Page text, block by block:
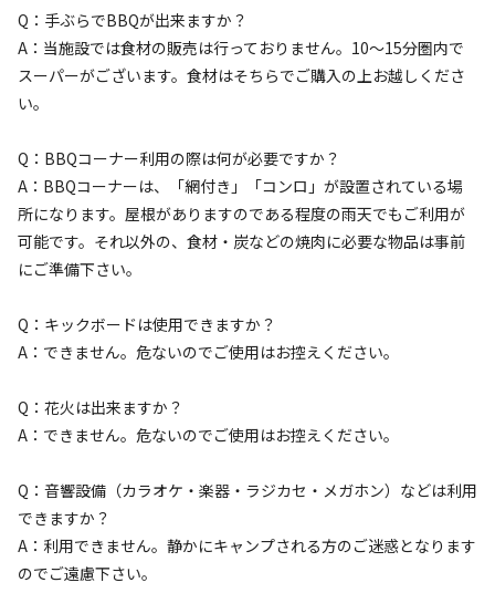
Q：手ぶらでBBQが出来ますか？
A：当施設では食材の販売は行っておりません。10～15分圏内で
スーパーがございます。食材はそちらでご購入の上お越しくださ
い。
Q：BBQコーナー利用の際は何が必要ですか？
A：BBQコーナーは、「網付き」「コンロ」が設置されている場
所になります。屋根がありますのである程度の雨天でもご利用が
可能です。それ以外の、食材・炭などの焼肉に必要な物品は事前
にご準備下さい。
Q：キックボードは使用できますか？
A：できません。危ないのでご使用はお控えください。
Q：花火は出来ますか？
A：できません。危ないのでご使用はお控えください。
Q：音響設備（カラオケ・楽器・ラジカセ・メガホン）などは利用
できますか？
A：利用できません。静かにキャンプされる方のご迷惑となります
のでご遠慮下さい。
AC電
源
車両乗り
入れ
たき
火 花火
地面: デッキ 定員: 6名 22.75m²
料金目安：
詳細・空き確認
宿泊 区画サイト
源 入れ 火 花火 喫煙 伴 リー
地面: デッキ